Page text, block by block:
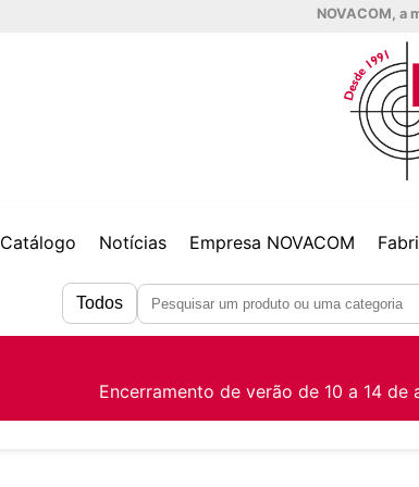
NOVACOM, a
Catálogo Notícias Empresa NOVACOM
Todos
Encerramento de verão de 10 a 14